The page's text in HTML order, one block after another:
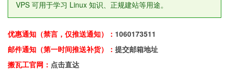
VPS 可用于学习 Linux 知识、正规建站等用途。
优惠通知（禁言，仅推送通知）： 1060173511
邮件通知（第一时间推送补货）： 提交邮箱地址
搬瓦工官网： 点击直达